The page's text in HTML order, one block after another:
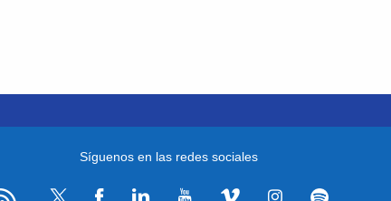
Síguenos en las redes sociales